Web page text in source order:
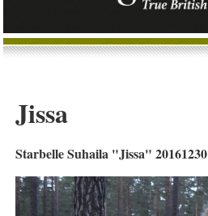
Jissa
Starbelle Suhaila "Jissa" 20161230